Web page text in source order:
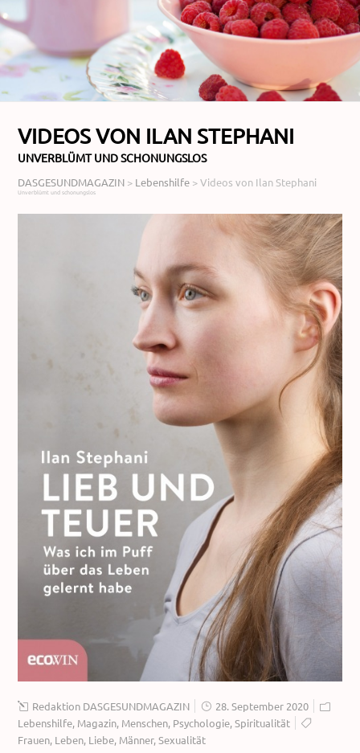
VIDEOS VON ILAN STEPHANI
UNVERBLÜMT UND SCHONUNGSLOS
DASGESUNDMAGAZIN > Lebenshilfe >Videos von Ilan Stephani
Unverblümt und schonungslos
Redaktion DASGESUNDMAGAZIN
28. September 2020
Lebenshilfe, Magazin, Menschen, Psychologie,Spiritualität
Frauen, Leben, Liebe, Männer,Sexualität